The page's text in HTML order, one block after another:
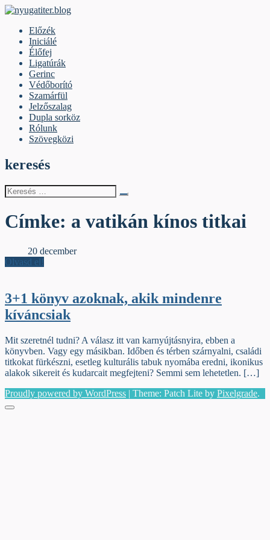
Skip
contentElőzék
Iniciálé
Élőfej
Ligatúrák
Gerinc
Védőborító
Szamárfül
Jelzőszalag
Dupla sorköz
Rólunk
Szövegközi
keresés
Keresés
erre:
Címke: a vatikán kínos titkai
20 december
Olvasd el!
3+1 könyv azoknak, akik mindenre
kíváncsiak
Mit szeretnél tudni? A válasz itt van karnyújtásnyira, ebben a
könyvben. Vagy egy másikban. Időben és térben szárnyalni, családi
titkokat fürkészni, esetleg kulturális tabuk nyomába eredni, ikonikus
alakok sikereit és kudarcait megfejteni? Semmi sem lehetetlen. […]
Proudly powered by WordPress | Theme: Patch Lite by Pixelgrade.
Menu